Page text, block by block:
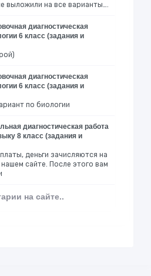
выложили на все варианты….
диагностическая
6 класс (задания и
диагностическая
6 класс (задания и
по биологии
диагностическая работа
8 класс (задания и
деньги зачисляются на
сайте. После этого вам
на сайте..